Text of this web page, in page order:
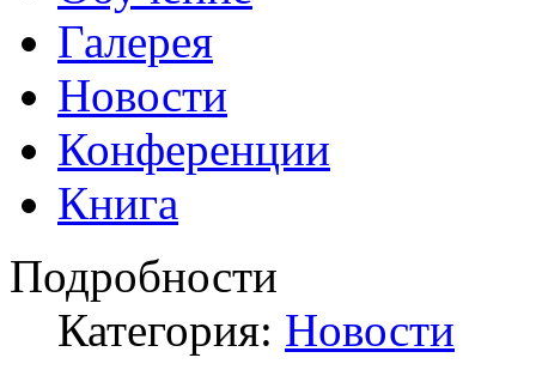
Галерея
Новости
Конференции
Книга
Подробности
Категория: Новости